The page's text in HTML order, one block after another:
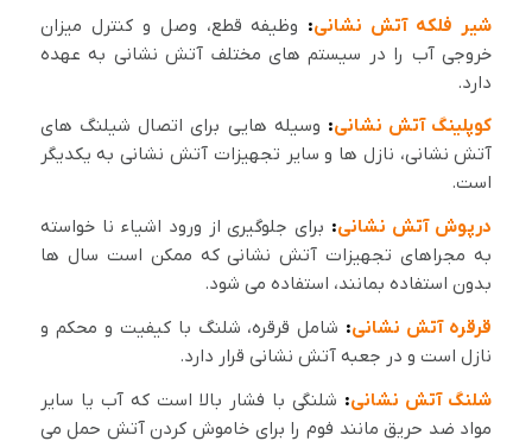
شیر فلکه آتش نشانی: وظیفه قطع، وصل و کنترل میزان
خروجی آب را در سیستم های مختلف آتش نشانی به عهده
دارد.
کوپلینگ آتش نشانی: وسیله هایی برای اتصال شیلنگ های
آتش نشانی، نازل ها و سایر تجهیزات آتش نشانی به یکدیگر
است.
درپوش آتش نشانی: برای جلوگیری از ورود اشیاء نا خواسته
به مجراهای تجهیزات آتش نشانی که ممکن است سال ها
بدون استفاده بمانند، استفاده می شود.
قرقره آتش نشانی: شامل قرقره، شلنگ با کیفیت و محکم و
نازل است و در جعبه آتش نشانی قرار دارد.
شلنگ آتش نشانی: شلنگی با فشار بالا است که آب یا سایر
مواد ضد حریق مانند فوم را برای خاموش کردن آتش حمل می